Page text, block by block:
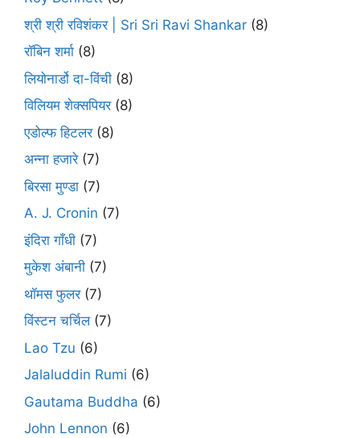
श्री श्री रविशंकर | Sri Sri Ravi Shankar (8)
रॉबिन शर्मा (8)
लियोनार्डो दा-विंची (8)
विलियम शेक्सपियर(8)
एडोल्फ हिटलर(8)
अन्ना हजारे(7)
बिरसा मुण्डा (7)
A. J. Cronin (7)
इंदिरा गाँधी (7)
मुकेश अंबानी (7)
थॉमस फुलर(7)
विंस्टन चर्चिल(7)
Lao Tzu (6)
Jalaluddin Rumi (6)
Gautama Buddha (6)
John Lennon (6)